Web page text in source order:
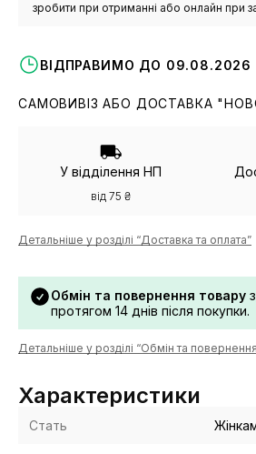
зробити при отриманні або онлайн при
ВІДПРАВИМО ДО 09.08.2026
САМОВИВІЗ АБО ДОСТАВКА
У відділення НП
від 75 ₴
Детальніше у розділі “Доставка та оплата”
Обмін та повернення товару
протягом 14 днів після покупки.
Детальніше у розділі “Обмін та
Характеристики
Стать